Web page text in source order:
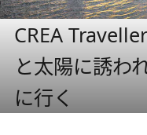
CREA
と太陽に誘わ
に行く